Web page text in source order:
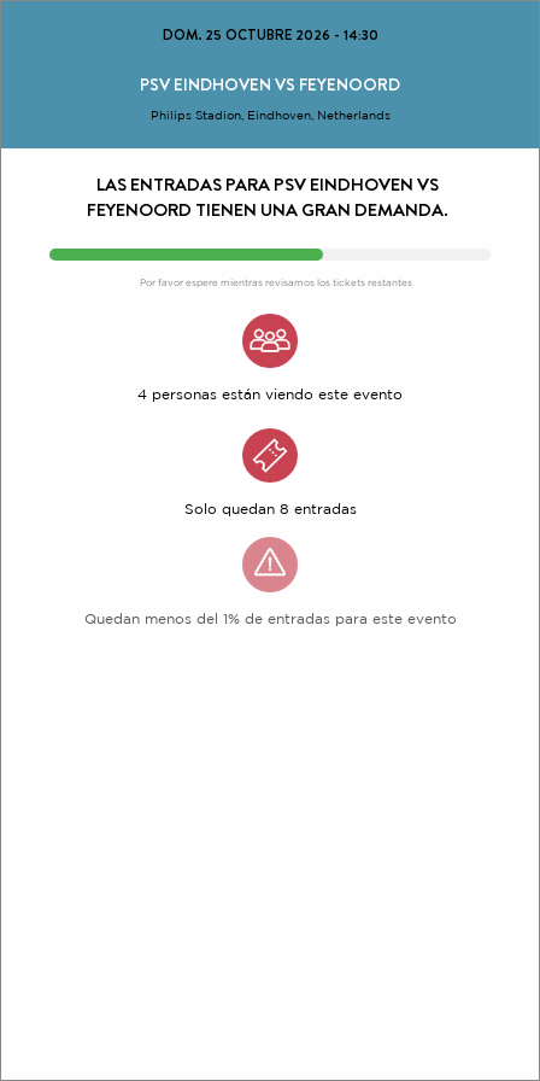
DOM. 25 OCTUBRE 2026 - 14:30
PSV EINDHOVEN VS FEYENOORD
Philips Stadion, Eindhoven, Netherlands
LAS ENTRADAS PARA PSV EINDHOVEN VS
FEYENOORD TIENEN UNA GRAN DEMANDA.
Por favor espere mientras revisamos los tickets restantes
4 personas están viendo este evento
Solo quedan 8 entradas
Quedan menos del 1% de entradas para este evento